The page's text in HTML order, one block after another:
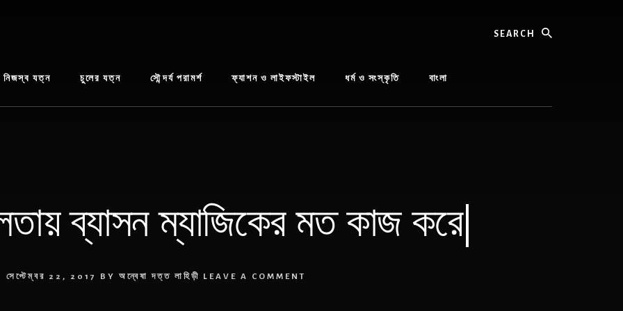
নিজস্ব যত্ন চুলের যত্ন সৌন্দর্য পরামর্শ ফ্যাশন ও লাইফস্টাইল ধর্ম ও সংস্কৃতি বাংলা
ব্যাসন ম্যাজিকের মত কাজ করে|
সেপ্টেম্বর 22, 2017 BY অন্বেষা দত্ত লাহিড়ী LEAVE A COMMENT